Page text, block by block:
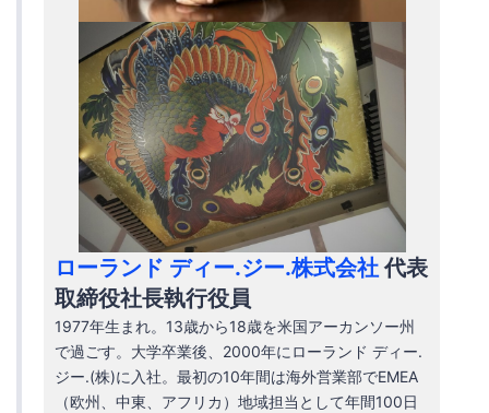
ローランド ディー.ジー.株式会社代表
取締役社長執行役員
1977年生まれ。13歳から18歳を米国アーカンソー州
で過ごす。大学卒業後、2000年にローランド ディー.
ジー.(株)に入社。最初の10年間は海外営業部でEMEA
（欧州、中東、アフリカ）地域担当として年間100日